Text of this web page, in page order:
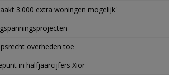
3.000 extra woningen mogelijk'
overheden toe
in halfjaarcijfers Xior